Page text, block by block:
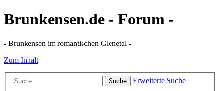
Brunkensen.de - Forum -
- Brunkensen im romantischen Glenetal -
Zum Inhalt
Suche Erweiterte Suche